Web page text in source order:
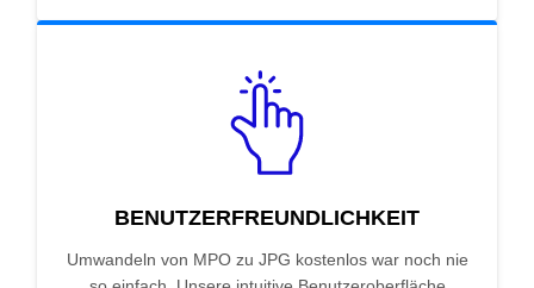
BENUTZERFREUNDLICHKEIT
Umwandeln von MPO zu JPG kostenlos war noch nie